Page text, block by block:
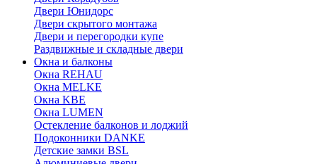
Двери Юнидорс
Двери скрытого монтажа
Двери и перегородки купе
Раздвижные и складные двери
Окна и балконы
Окна REHAU
Окна MELKE
Окна KBE
Окна LUMEN
Остекление балконов и лоджий
Подоконники DANKE
Детские замки BSL